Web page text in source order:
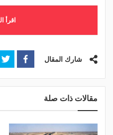
اقرأ
شارك المقال
مقالات ذات صلة